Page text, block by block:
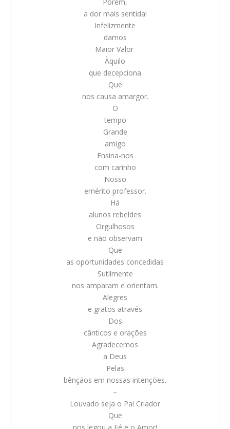
Porém,
a dor mais sentida!
Infelizmente
damos
Maior Valor
Àquilo
que decepciona
Que
nos causa amargor.
O
tempo
Grande
amigo
Ensina-nos
com carinho
Nosso
emérito professor.
Há
alunos rebeldes
Orgulhosos
e não observam
Que
as oportunidades concedidas
Sutilmente
nos amparam e orientam.
Alegres
e gratos através
Dos
cânticos e orações
Agradecemos
a Deus
Pelas
bênçãos em nossas intenções.
–
Louvado seja o Pai Criador
Que